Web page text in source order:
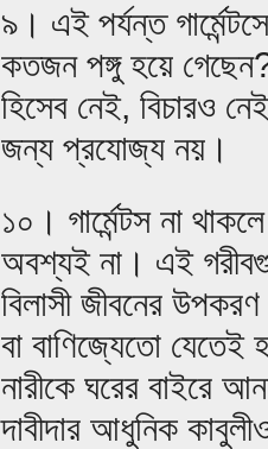
৯। এই পর্যন্ত
কতজন পঙ্গু হয়ে
হিসেব নেই, বিচারও
জন্য প্রযোজ্য নয়।
১০। গার্মেন্টস না
অবশ্যই না। এই
বিলাসী জীবনের
বা বাণিজ্যেতো
নারীকে ঘরের বাইরে
দাবীদার আধুনিক